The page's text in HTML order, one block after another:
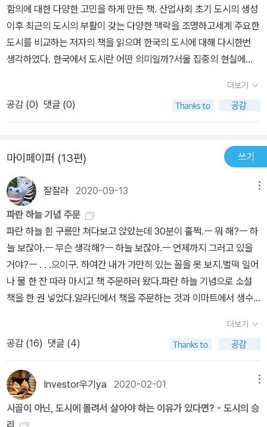
인이 되었다. 저자 글레이저는 19세기 디트로이트가 보여준 전통적
도시의 미덕이 있어야 도시의 재건이 가능하다고 말한다. 바로 교육
받은 노동자, 소규모 기업인들, 상이한 기업 간 창조적 상호작용 등을
말한다. 디트로이트는 이러한 전통적 미덕을 버리고 포드의 유산을
군산이나 통영 같은 도시들 말이다. 군산의 경우 현대중공업과 GM
불황이 오자 극심한 불황에 시달리고 있다. 상대적으로 덜하지만 울
산의 경우도 마찬가지이다. 그렇다면 디트로이트와 다르게 어떻게
뉴욕은 부활했는가? 바로 기업가 정신이 폭발하여 월스트리트로 대
표되는 금융 분야에서 혁신이 이루어졌기 때문이다. 결국 도시의 운
명을 좌우하는 것은 사람이다. 이 책을 읽으면서 느낀 것은 도시에서
제일 중요한 요소가 인적자본이고, 이러한 인적자본이 잘 형성되도록
환경을 잘 조성하는 것이 성공하는 도시의 비결이라는 점이다. 그렇
기 때문에 교육에 잘 투자하고 안전한 치안을 조성하는 것은 기본이
다. 또한 도시의 성공을 위해서는 “넓게”가 아니라 “높게”가 중요하
다. 많은 도시들이 미관과 역사적 보존 등의 이유를 들어 고도 제한을
들을 품었던 파리는 지금은 부자들만 살 수 있는 부티크 도시가 되었
다. 인도의 뭄바이 또한 거대한 인구에도 불구하고 엄격한 고도 제한
을 두어 엄청난 밀도와 교통 혼잡을 자랑한다. 이러한 고도 제한을 통
한 공급 제한은 도시의 미관은 지킬 지 몰라도, 도시의 활력을 떨어뜨
리고 부동산의 가격 폭등을 유발한다. 저자는 캘리포니아와 휴스턴을
비교하는 데, 캘리포니아는 엄격한 공급 제한 정책을 펼침으로써 부
함의에 대한 다양한 고민을 하게 만든 책. 산업사회 초기 도시의 생성
이후 최근의 도시의 부활이 갖는 다양한 맥락을 조명하고세계 주요한
도시를 비교하는 저자의 책을 읽으며 한국의 도시에 대해 다시한번
생각하였다. 한국에서 도시란 어떤 의미일까?서울 집중의 현실에서
성, 사람의 삶에서 갖는 의미는 무엇일까? 끊임없는 질문을 시작하게
만든 책이다.
더보기
공감 (0) 댓글 (0)
마이페이퍼 (13편) 쓰기
잘잘라 2020-09-13
파란 하늘 기념 주문
파란 하늘 흰 구름만 쳐다보고 앉았는데 30분이 훌쩍.ㅡ 뭐 해?ㅡ 하
늘 보잖아.ㅡ 무슨 생각해?ㅡ 하늘 보잖아.ㅡ 언제까지 그러고 있을
거야?ㅡ . . .으이구. 하여간 내가 가만히 있는 꼴을 못 보지.벌떡 일어
나 물 한 잔 따라 마시고 책 주문하러 왔다.파란 하늘 기념으로 소설
책을 한 권 넣었다.알라딘에서 책을 주문하는 것과 이마트에서 생수
액도 역시나, 비슷하거나 어떤 날은 책 주문 결제금액이 더 높을 때도
있다. 엄마가 알면 기겁을 할 일이지. 음... 추석이 다가와서 그런가 별
게 다 맘에 걸리네. 1.『검은 미래의 달까지 얼마나 걸릴까?』 N. K. 제
미신 지음, 이나경 옮김, 황금가지 2020년 7월2.『도시의 승리』 에드
워드 글레이저 지음, 이진원 옮김 해냄 2011년 6월3.『감정의 발견』
마크 브래킷 지음 임지연 옮김 북라이프 2020년 8월
더보기
공감 (16) 댓글 (4)
Investor우기ya 2020-02-01
시골이 아닌, 도시에 몰려서 살아야 하는 이유가 있다면? - 도시의 승